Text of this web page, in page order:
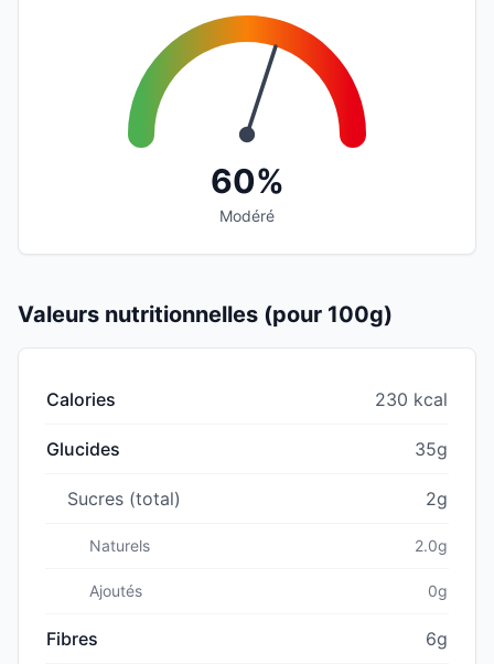
60%
Modéré
Valeurs nutritionnelles (pour 100g)
Calories 230 kcal
Glucides 35g
Sucres (total) 2g
Naturels 2.0g
Ajoutés 0g
Fibres 6g